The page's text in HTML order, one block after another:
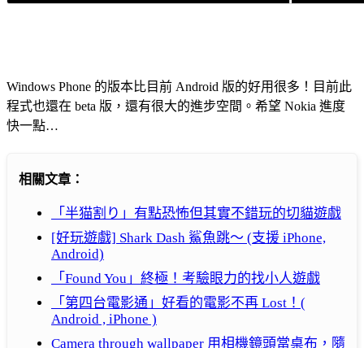
Windows Phone 的版本比目前 Android 版的好用很多！目前此
程式也還在 beta 版，還有很大的進步空間。希望 Nokia 進度
快一點…
相關文章：
「半猫割り」有點恐怖但其實不錯玩的切貓遊戲
[好玩遊戲] Shark Dash 鯊魚跳～ (支援 iPhone,
Android)
「Found You」終極！考驗眼力的找小人遊戲
「第四台電影通」好看的電影不再 Lost！(
Android , iPhone )
Camera through wallpaper 用相機鏡頭當桌布，隨